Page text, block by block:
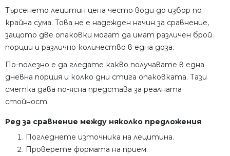
Търсенето лецитин цена често води до избор по
крайна сума. Това не е надежден начин за сравнение,
защото две опаковки могат да имат различен брой
порции и различно количество в една доза.
По-полезно е да гледате какво получавате в една
дневна порция и колко дни стига опаковката. Тази
сметка дава по-ясна представа за реалната
стойност.
Ред за сравнение между няколко предложения
Погледнете източника на лецитина.
Проверете формата на прием.